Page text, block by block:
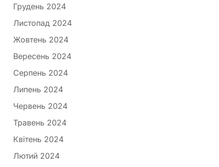
Грудень 2024
Листопад 2024
Жовтень 2024
Вересень 2024
Серпень 2024
Липень 2024
Червень 2024
Травень 2024
Квітень 2024
Лютий 2024